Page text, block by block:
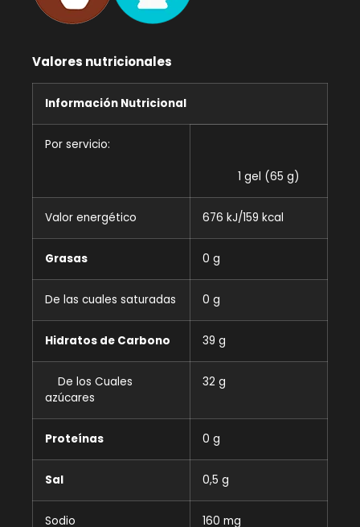
Valores nutricionales
Información Nutricional
Por servicio:
1 gel (65 g)
Valor energético 676 kJ/159 kcal
Grasas 0 g
De las cuales saturadas 0 g
Hidratos de Carbono 39 g
De los Cuales
azúcares
32 g
Proteínas 0 g
Sal 0,5 g
Sodio 160 mg